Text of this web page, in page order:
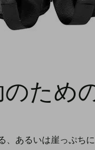
ため
、あるいは崖っぷち